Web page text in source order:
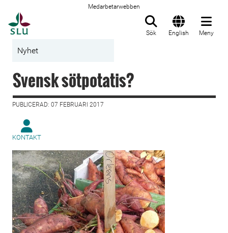
Medarbetarwebben
Sök English Meny
Nyhet
Svensk sötpotatis?
PUBLICERAD: 07 FEBRUARI 2017
KONTAKT